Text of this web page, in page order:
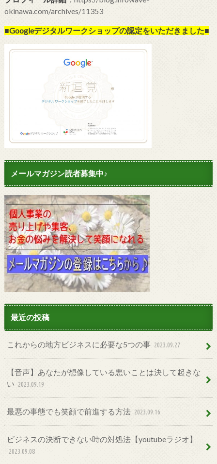
okinawa.com/archives/11353
■Googleデジタルワークショップの認定をいただきました■
メールマガジン読者募集中♪
最近の投稿
これからの地方ビジネスに必要な5つの事 2023.09.27
【音声】あなたが想像している悪いことは決して起きな
い 2023.09.19
最悪の事態でも笑顔で前進する方法 2023.09.16
ビジネスの決断できない時の対処法【youtubeラジオ】
2023.09.08